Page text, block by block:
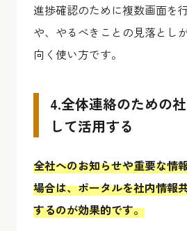
進捗確認のために複数画面を
や、やるべきことの見落とし
向く使い方です。
4.全体連絡のための
して活用する
全社へのお知らせや重要な情
場合は、ポータルを社内情報
するのが効果的です。